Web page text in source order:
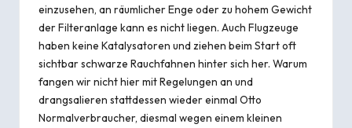
einzusehen, an räumlicher Enge oder zu hohem Gewicht
der Filteranlage kann es nicht liegen. Auch Flugzeuge
haben keine Katalysatoren und ziehen beim Start oft
sichtbar schwarze Rauchfahnen hinter sich her. Warum
fangen wir nicht hier mit Regelungen an und
drangsalieren stattdessen wieder einmal Otto
Normalverbraucher, diesmal wegen einem kleinen